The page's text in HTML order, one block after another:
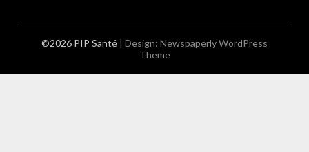
©2026 PIP Santé | Design: Newspaperly WordPress
Theme